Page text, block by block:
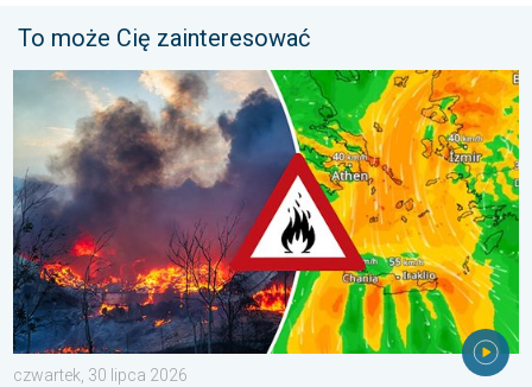
To może Cię zainteresować
Pożary lasów szaleją także w Europie Południowo-
czwartek, 30 lipca 2026